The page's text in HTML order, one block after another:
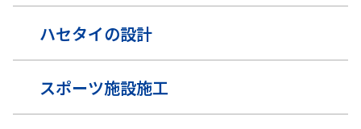
ハセタイの設計
スポーツ施設施工